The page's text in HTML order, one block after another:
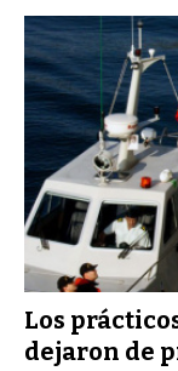
Los
dejaron de